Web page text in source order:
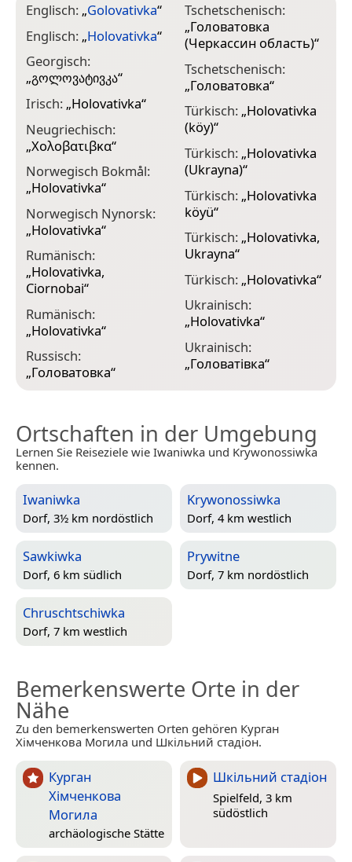
Englisch: „Golovativka“
Englisch: „Holovativka“
Georgisch:
„გოლოვატივკა“
Irisch: „Holovativka“
Neugriechisch:
„Χολοβατιβκα“
Norwegisch Bokmål:
„Holovativka“
Norwegisch Nynorsk:
„Holovativka“
Rumänisch:
„Holovativka,
Ciornobai“
Rumänisch:
„Holovativka“
Russisch:
„Головатовка“
Tschetschenisch:
„Головатовка
(Черкассин область)“
Tschetschenisch:
„Головатовка“
Türkisch: „Holovativka
(köy)“
Türkisch: „Holovativka
(Ukrayna)“
Türkisch: „Holovativka
köyü“
Türkisch: „Holovativka,
Ukrayna“
Türkisch: „Holovativka“
Ukrainisch:
„Holovativka“
Ukrainisch:
„Головатівка“
Ortschaften in der Umgebung
Lernen Sie Reiseziele wie Iwaniwka und Krywonossiwka
kennen.
Iwaniwka
Dorf, 3½ km nordöstlich
Krywonossiwka
Dorf, 4 km westlich
Sawkiwka
Dorf, 6 km südlich
Prywitne
Dorf, 7 km nordöstlich
Chruschtschiwka
Dorf, 7 km westlich
Bemerkenswerte Orte in der
Nähe
Zu den bemerkenswerten Orten gehören Курган
Хімченкова Могила und Шкільний стадіон.
Курган
Хімченкова
Могила
archäologische Stätte
Шкільний стадіон
Spielfeld, 3 km
südöstlich